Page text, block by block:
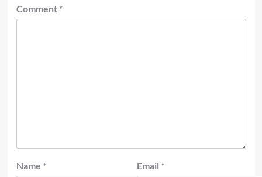
Comment *
Name * Email *